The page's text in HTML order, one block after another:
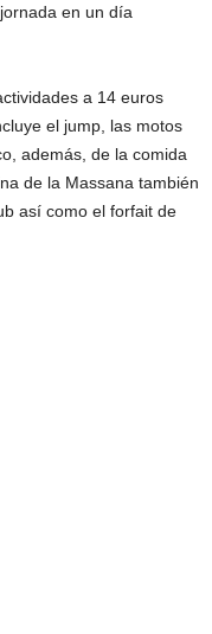
en un día
a 14 euros
el jump, las motos
además, de la comida
de la Massana también
así como el forfait de